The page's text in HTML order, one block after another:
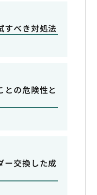
すべき対処法
との危険性と
ー交換した成